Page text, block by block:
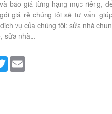
báo giá từng hạng mục riêng,
giá rẻ chúng tôi sẽ tư vấn,
vụ của chúng tôi: sửa nhà
sửa nhà...
TwitterEmail